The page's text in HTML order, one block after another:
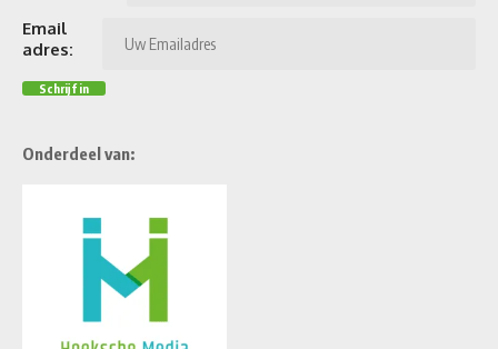
Email
adres:
Onderdeel van: